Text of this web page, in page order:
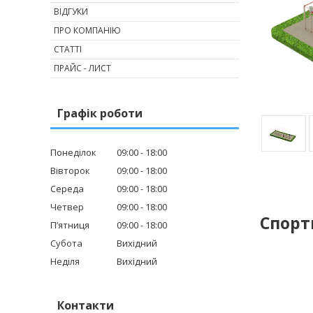
ВІДГУКИ
ПРО КОМПАНІЮ
СТАТТІ
ПРАЙС - ЛИСТ
Графік роботи
Понеділок 09:00
18:00
Вівторок
09:00
18:00
Середа
09:00
18:00
Четвер
09:00
18:00
Пʼятниця
09:00
18:00
Субота
Вихідний
Неділя
Вихідний
Контакти